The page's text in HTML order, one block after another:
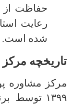
حفاظت از
رعایت
شده است.
تاریخچه
مرکز مشاوره
۱۳۹۹ توسط